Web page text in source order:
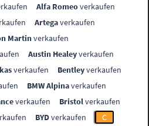
Alfa Romeoverkaufen
Artegaverkaufen
Martinverkaufen
Austin Healeyverkaufen
verkaufen Bentleyverkaufen
BMW Alpinaverkaufen
verkaufen Bristolverkaufen
BYDverkaufen C